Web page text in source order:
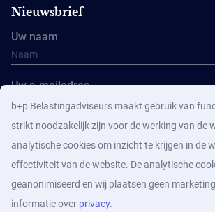
Nieuwsbrief
Uw naam
Uw e-mailadres
Aanmelden
b+p Belastingadviseurs maakt gebruik van
strikt noodzakelijk zijn voor de werking van de
analytische cookies om inzicht te krijgen in de
effectiviteit van de website. De analytische
geanonimiseerd en wij plaatsen geen
informatie over privacy.